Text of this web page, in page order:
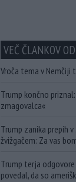
VEČ ČLANKOV
Vroča tema v
Trump končno
zmagovalca«
Trump zanika prepih
žvižgačem: Za vas
Trump terja
povedal, da so